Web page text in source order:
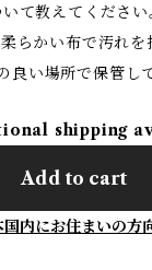
て教えてください
らかい布で汚れを
良い場所で保管し
shipping
Add to cart
国内にお住まいの方